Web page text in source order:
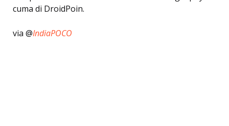
cuma di DroidPoin.
via @IndiaPOCO